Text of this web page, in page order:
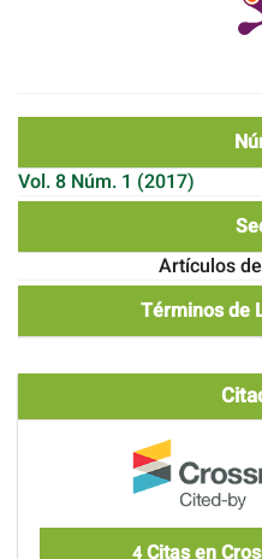
Vol. 8 Núm. 1 (2017)
Artículos
Términos de